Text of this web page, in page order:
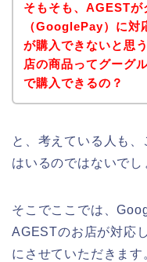
そもそも、AGESTが
（GooglePay）に対
が購入できないと思
店の商品ってグーグ
で購入できるの？
と、考えている人も
はいるのではないでし
そこでここでは、
AGESTのお店が対応
にさせていただきます